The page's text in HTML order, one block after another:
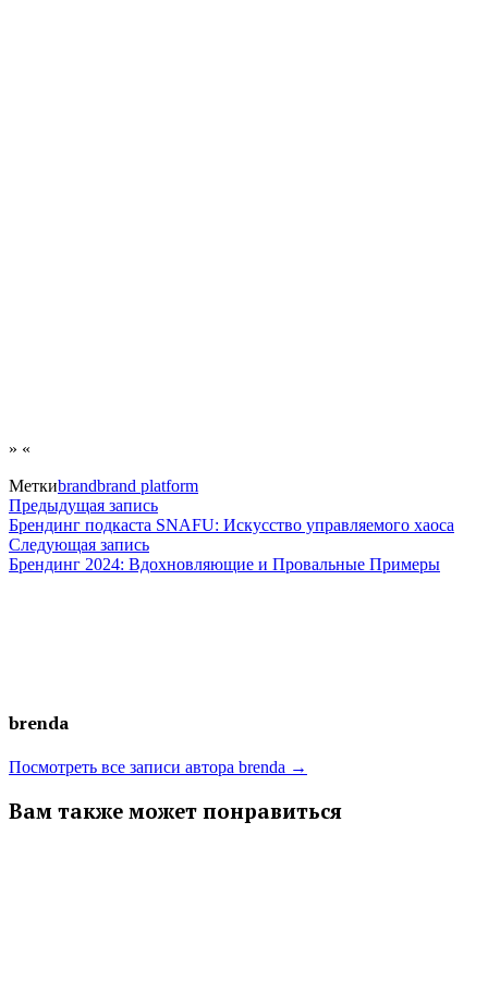
» «
Меткиbrandbrand platform
Навигация
по
записям
Предыдущая записьПредыдущая
запись:
Брендинг подкаста SNAFU: Искусство управляемого хаоса
Следующая записьСледующая
запись:
Брендинг 2024: Вдохновляющие и Провальные Примеры
brenda
Посмотреть все записи автора brenda →
Вам также может понравиться